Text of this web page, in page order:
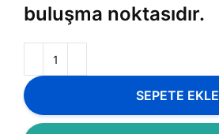
buluşma noktasıdır.
SEPETE EKLE